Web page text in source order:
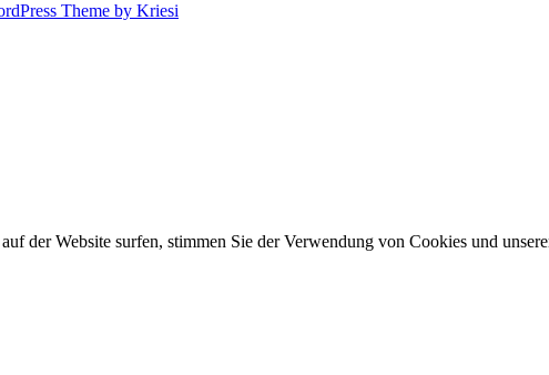
Theme by Kriesi
der Website surfen, stimmen Sie der Verwendung von Cookies und